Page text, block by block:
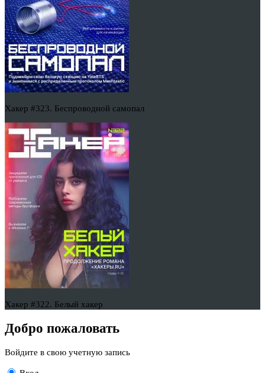
Хакер #323. Беспроводной самопал
Хакер #322. Белый хакер
Добро пожаловать
Войдите в свою учетную запись